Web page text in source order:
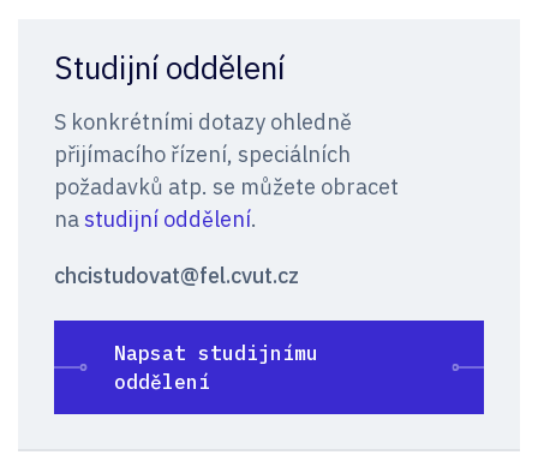
Studijní oddělení
S konkrétními dotazy ohledně
přijímacího řízení, speciálních
požadavků atp. se můžete obracet
na studijní oddělení.
chcistudovat@fel.cvut.cz
Napsat studijnímu
oddělení